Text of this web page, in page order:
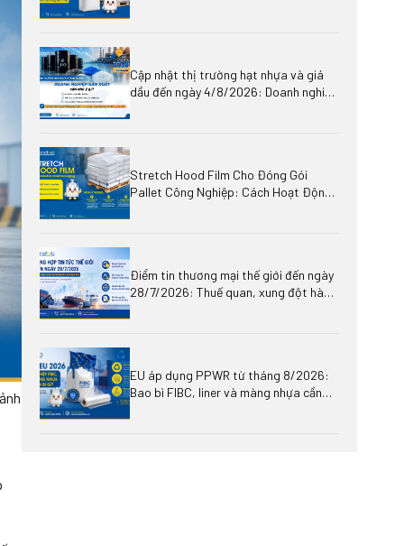
Hàng Xuất Khẩu
Cập nhật thị trường hạt nhựa và giá
dầu đến ngày 4/8/2026: Doanh nghiệp
Stretch Hood Film Cho Đóng Gói
Pallet Công Nghiệp: Cách Hoạt Động,
Lợi Ích Và Ứng Dụng
Điểm tin thương mại thế giới đến ngày
28/7/2026: Thuế quan, xung đột hàng
hải và áp lực mới lên hạt nhựa, bao bì,
EU áp dụng PPWR từ tháng 8/2026:
Bao bì FIBC, liner và màng nhựa cần
chuẩn bị gì?